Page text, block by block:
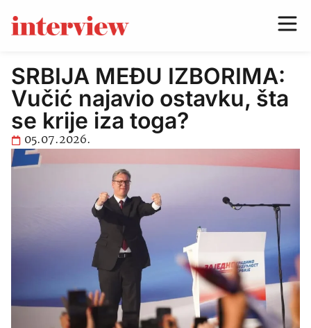
SRBIJA MEĐU IZBORIMA:
Vučić najavio ostavku, šta
se krije iza toga?
05.07.2026.